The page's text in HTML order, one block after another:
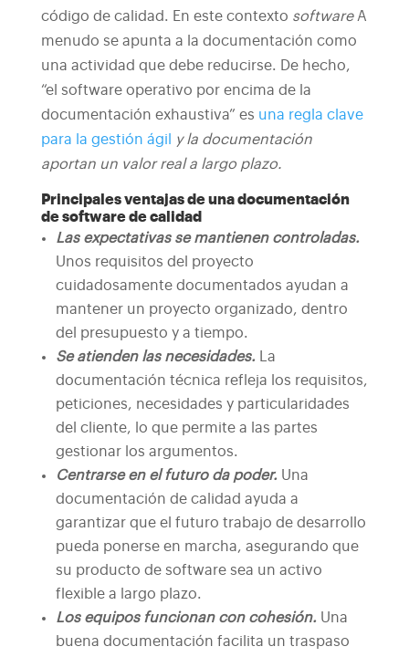
código de calidad. En este contexto software A
menudo se apunta a la documentación como
una actividad que debe reducirse. De hecho,
“el software operativo por encima de la
documentación exhaustiva” es una regla clave
para la gestión ágil
y la documentación
aportan un valor real a largo plazo.
Principales ventajas de una documentación
de software de calidad
Las expectativas se mantienen controladas.
Unos requisitos del proyecto
cuidadosamente documentados ayudan a
mantener un proyecto organizado, dentro
del presupuesto y a tiempo.
Se atienden las necesidades.La
documentación técnica refleja los requisitos,
peticiones, necesidades y particularidades
del cliente, lo que permite a las partes
gestionar los argumentos.
Centrarse en el futuro da poder.Una
documentación de calidad ayuda a
garantizar que el futuro trabajo de desarrollo
pueda ponerse en marcha, asegurando que
su producto de software sea un activo
flexible a largo plazo.
Los equipos funcionan con cohesión.Una
buena documentación facilita un traspaso